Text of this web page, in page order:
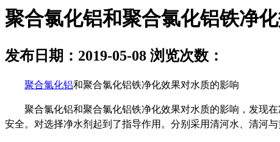
聚合氯化铝和聚合氯化铝铁净
发布日期：2019-05-08 浏览次数：
聚合氯化铝和聚合氯化铝铁净化效果对水质的影响
聚合氯化铝和聚合氯化铝铁净化效果对水质的影响，发现
安全。对选择净水剂起到了指导作用。分别采用清河水、清河与